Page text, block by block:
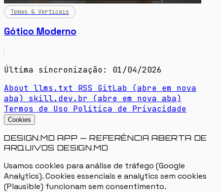
Temas & Verticais
Gótico Moderno
Última sincronização: 01/04/2026
About llms.txt RSS GitLab (abre em nova
aba)
skill.dev.br (abre em nova aba)
Termos de Uso Política de Privacidade
Cookies
DESIGN.MD APP — REFERÊNCIA ABERTA DE
ARQUIVOS DESIGN.MD
Usamos cookies para análise de tráfego (Google
Analytics). Cookies essenciais e analytics sem cookies
(Plausible) funcionam sem consentimento.